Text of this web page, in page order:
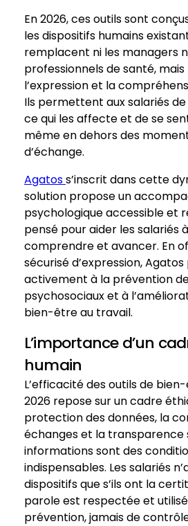
En 2026, ces outils sont
les dispositifs humains
remplacent ni les managers
professionnels de santé,
l’expression et la
Ils permettent aux salariés
ce qui les affecte et de se
même en dehors des
d’échange.
Agatoss’inscrit dans cette
solution propose un
psychologique accessible et
pensé pour aider les salariés
comprendre et avancer. En
sécurisé d’expression,
activement à la prévention
psychosociaux et à
bien-être au travail.
L’importance d’un
humain
L’efficacité des outils de
2026 repose sur un cadre
protection des données, la
échanges et la transparence
informations sont des
indispensables. Les salariés
dispositifs que s’ils ont la
parole est respectée et
prévention, jamais de